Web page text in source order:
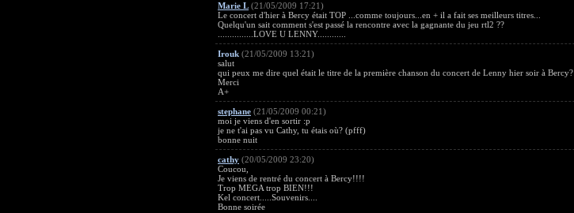
Marie L (21/05/2009 17:21)
Le concert d'hier à Bercy était TOP ...comme toujours...en + il a fait ses meilleurs titres...
Quelqu'un sait comment s'est passé la rencontre avec la gagnante du jeu rtl2 ??
...............LOVE U LENNY............
Irouk (21/05/2009 13:21)
salut
qui peux me dire quel était le titre de la première chanson du concert de Lenny hier soir à Bercy?
Merci
A+
stephane (21/05/2009 00:21)
moi je viens d'en sortir :p
je ne t'ai pas vu Cathy, tu étais où? (pfff)
bonne nuit
cathy (20/05/2009 23:20)
Coucou,
Je viens de rentré du concert à Bercy!!!!
Trop MEGA trop BIEN!!!
Kel concert.....Souvenirs....
Bonne soirée